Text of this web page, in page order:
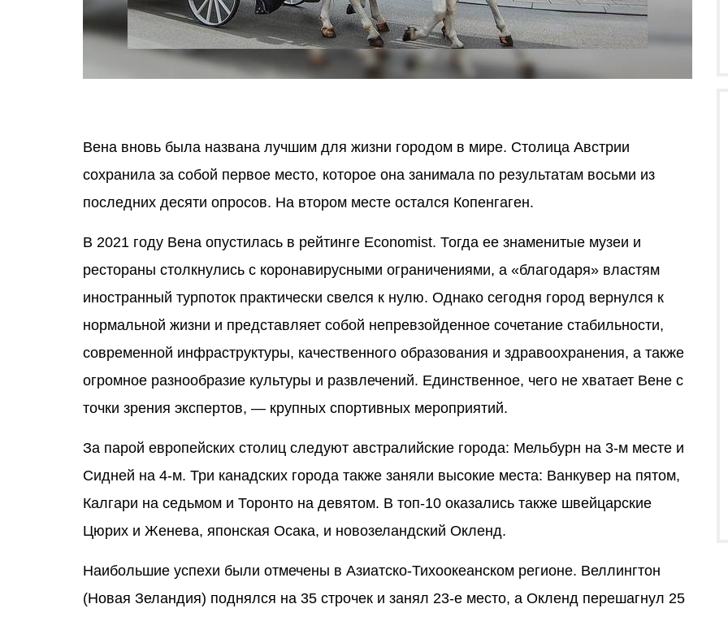
Вена вновь была названа лучшим для жизни городом в мире. Столица Австрии
сохранила за собой первое место, которое она занимала по результатам восьми из
последних десяти опросов. На втором месте остался Копенгаген.
В 2021 году Вена опустилась в рейтинге Economist. Тогда ее знаменитые музеи и
рестораны столкнулись с коронавирусными ограничениями, а «благодаря» властям
иностранный турпоток практически свелся к нулю. Однако сегодня город вернулся к
нормальной жизни и представляет собой непревзойденное сочетание стабильности,
современной инфраструктуры, качественного образования и здравоохранения, а также
огромное разнообразие культуры и развлечений. Единственное, чего не хватает Вене с
точки зрения экспертов, ― крупных спортивных мероприятий.
За парой европейских столиц следуют австралийские города: Мельбурн на 3-м месте и
Сидней на 4-м. Три канадских города также заняли высокие места: Ванкувер на пятом,
Калгари на седьмом и Торонто на девятом. В топ-10 оказались также швейцарские
Цюрих и Женева, японская Осака, и новозеландский Окленд.
Наибольшие успехи были отмечены в Азиатско-Тихоокеанском регионе. Веллингтон
(Новая Зеландия) поднялся на 35 строчек и занял 23-е место, а Окленд перешагнул 25